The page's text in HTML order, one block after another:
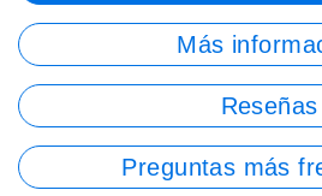
Más
Reseñas
Preguntas más